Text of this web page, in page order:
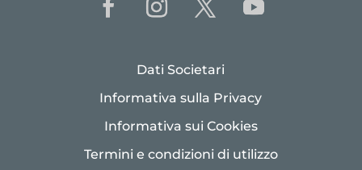
Dati Societari
Informativa sulla Privacy
Informativa sui Cookies
Termini e condizioni di utilizzo